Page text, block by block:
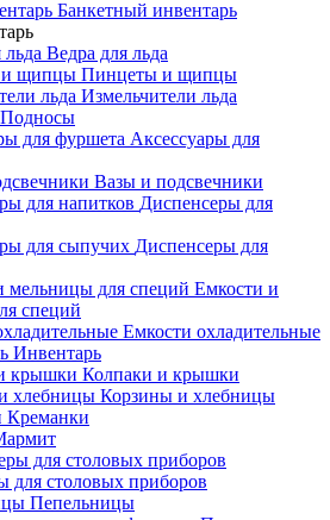
Банкетный инвентарь
Ведра для льда
Пинцеты и щипцы
Измельчители льда
Подносы
Аксессуары для
Вазы и подсвечники
Диспенсеры для
Диспенсеры для
Емкости и
специй
Емкости охладительные
Инвентарь
Колпаки и крышки
Корзины и хлебницы
Креманки
для столовых приборов
Пепельницы